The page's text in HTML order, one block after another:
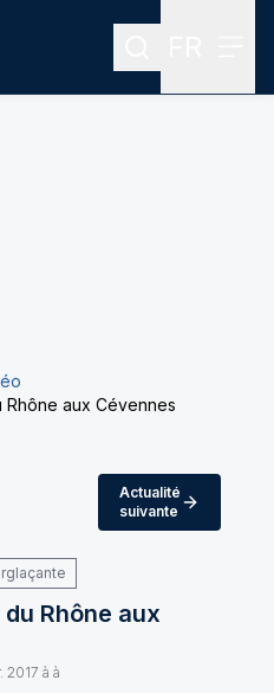
Rechercher
aux Cévennes
Actualité
suivante
Rhône aux
2017 à à